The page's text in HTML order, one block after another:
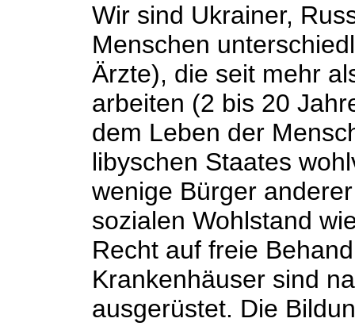
Wir sind Ukrainer,
Menschen
Ärzte), die seit mehr
arbeiten (2 bis 20
dem Leben der
libyschen Staates
wenige Bürger
sozialen Wohlstand
Recht auf freie
Krankenhäuser sind
ausgerüstet. Die